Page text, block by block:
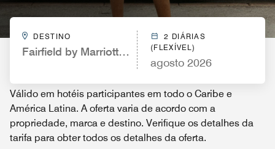
DESTINO
Fairfield by Marriott Inn & Suites Memphis
2 DIÁRIAS
(FLEXÍVEL)
agosto 2026
Válido em hotéis participantes em todo o Caribe e
América Latina. A oferta varia de acordo com a
propriedade, marca e destino. Verifique os detalhes da
tarifa para obter todos os detalhes da oferta.